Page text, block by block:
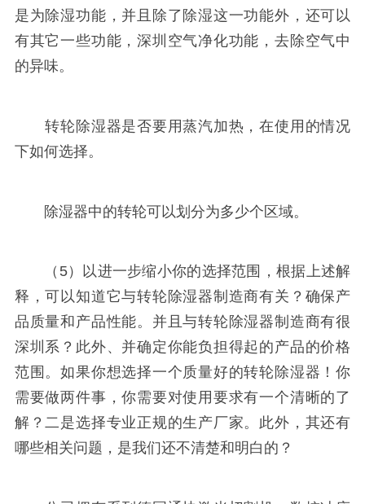
是为除湿功能，并且除了除湿这一功能外，还可以
有其它一些功能，深圳空气净化功能，去除空气中
的异味。
转轮除湿器是否要用蒸汽加热，在使用的情况
下如何选择。
除湿器中的转轮可以划分为多少个区域。
（5）以进一步缩小你的选择范围，根据上述解
释，可以知道它与转轮除湿器制造商有关？确保产
品质量和产品性能。并且与转轮除湿器制造商有很
深圳系？此外、并确定你能负担得起的产品的价格
范围。如果你想选择一个质量好的转轮除湿器！你
需要做两件事，你需要对使用要求有一个清晰的了
解？二是选择专业正规的生产厂家。此外，其还有
哪些相关问题，是我们还不清楚和明白的？